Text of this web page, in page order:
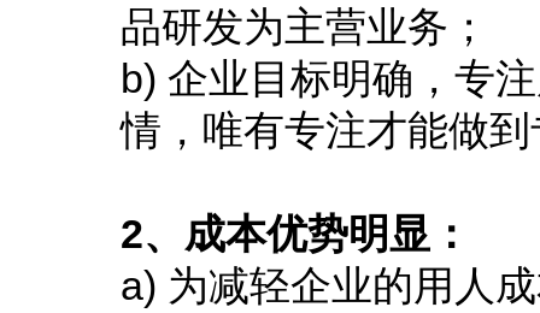
品研发为主营业务；
b) 企业目标明确，专
情，唯有专注才能做
2、成本优势明显：
a) 为减轻企业的用人